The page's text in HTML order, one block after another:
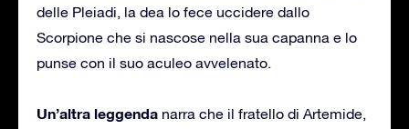
delle Pleiadi, la dea lo fece uccidere dallo
Scorpione che si nascose nella sua capanna e lo
punse con il suo aculeo avvelenato.
Un’altra leggenda narra che il fratello di Artemide,